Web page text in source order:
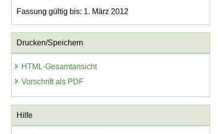
Fassung gültig bis: 1. März 2012
Drucken/Speichern
HTML-Gesamtansicht
Vorschrift als PDF
Hilfe